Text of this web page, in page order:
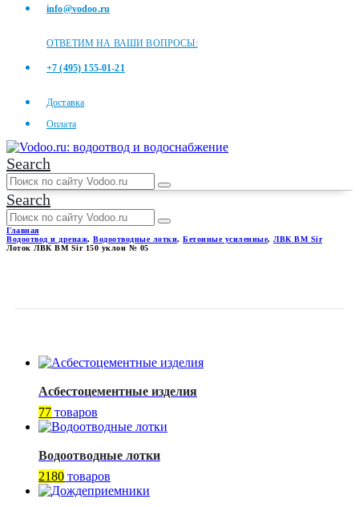
info@vodoo.ru
ОТВЕТИМ НА ВАШИ ВОПРОСЫ:
+7 (495) 155-01-21
Доставка
Оплата
Search
Search
Главная
Водоотвод и дренаж, Водоотводные лотки, Бетонные усиленные, ЛВК ВМ Sir
Лоток ЛВК ВМ Sir 150 уклон № 05
Асбестоцементные изделия
77 товаров
Водоотводные лотки
2180 товаров